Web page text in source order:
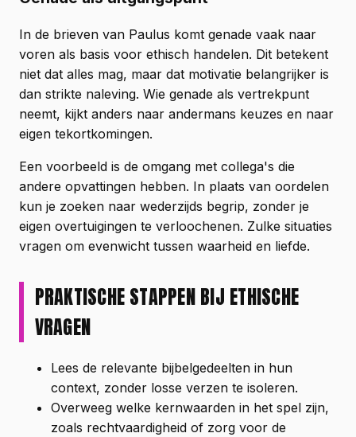
In de brieven van Paulus komt genade vaak naar
voren als basis voor ethisch handelen. Dit betekent
niet dat alles mag, maar dat motivatie belangrijker is
dan strikte naleving. Wie genade als vertrekpunt
neemt, kijkt anders naar andermans keuzes en naar
eigen tekortkomingen.
Een voorbeeld is de omgang met collega's die
andere opvattingen hebben. In plaats van oordelen
kun je zoeken naar wederzijds begrip, zonder je
eigen overtuigingen te verloochenen. Zulke situaties
vragen om evenwicht tussen waarheid en liefde.
PRAKTISCHE STAPPEN BIJ ETHISCHE
VRAGEN
Lees de relevante bijbelgedeelten in hun
context, zonder losse verzen te isoleren.
Overweeg welke kernwaarden in het spel zijn,
zoals rechtvaardigheid of zorg voor de